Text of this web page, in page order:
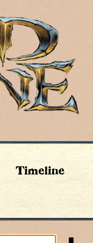
Timeline